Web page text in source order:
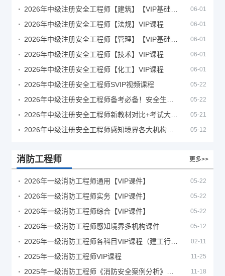
06-01
2026年中级注册安全工程师【法规】VIP课程 06-01
06-01
2026年中级注册安全工程师【技术】VIP课程 06-01
2026年中级注册安全工程师【化工】VIP课程 06-01
2026年中级注册安全工程师SVIP视频课程 05-22
05-22
05-21
05-12
消防工程师 更多>>
2026年一级消防工程师通用【VIP课件】 05-22
2026年一级消防工程师实务【VIP课件】 05-22
2026年一级消防工程师综合【VIP课件】 05-22
2026年一级消防工程师感知境界多机构课件 05-12
02-11
2025年一级消防工程师VIP课程 11-25
11-18